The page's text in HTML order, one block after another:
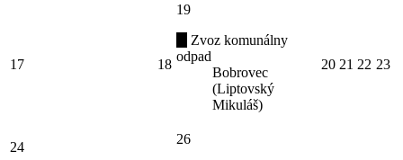
17 18
19
Zvoz komunálny
odpad
Bobrovec
(Liptovský
Mikuláš)
20 21 22 23
24
26